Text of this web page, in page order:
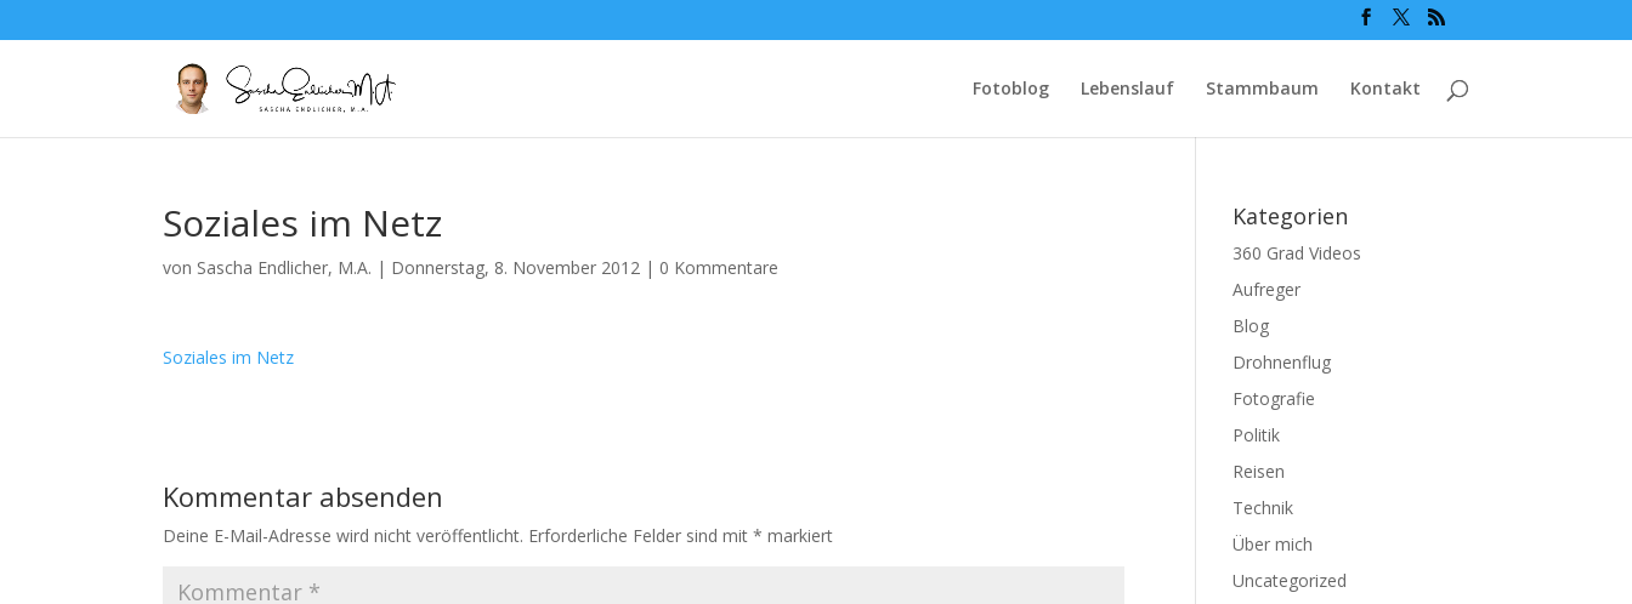
Fotoblog Lebenslauf Stammbaum Kontakt
Soziales im Netz
von Sascha Endlicher, M.A. | Donnerstag, 8. November 2012 | 0 Kommentare
Soziales im Netz
Kommentar absenden
Deine E-Mail-Adresse wird nicht veröffentlicht. Erforderliche Felder sind mit* markiert
Kategorien
360 Grad Videos
Aufreger
Blog
Drohnenflug
Fotografie
Politik
Reisen
Technik
Über mich
Uncategorized